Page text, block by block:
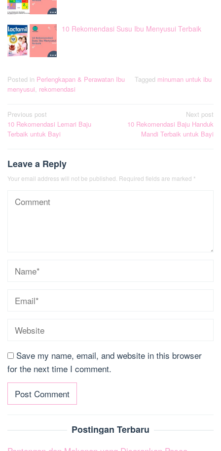
10 Rekomendasi Susu Ibu Menyusui Terbaik
Posted in Perlengkapan & Perawatan Ibu Tagged minuman untuk ibu
menyusui, rekomendasi
Post
navigation
Previous post
10 Rekomendasi Lemari Baju
Terbaik untuk Bayi
Next post
10 Rekomendasi Baju Handuk
Mandi Terbaik untuk Bayi
Leave a Reply
Your email address will not be published. Required fields are marked *
Save my name, email, and website in this browser
for the next time I comment.
Postingan Terbaru